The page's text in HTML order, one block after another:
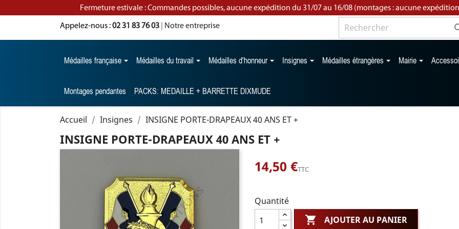
Fermeture estivale : Commandes possibles, aucune expédition du 31/07 au 16/08 (montages : aucune
Appelez-nous :02 31 83 76 03 | Notre entreprise
Médailles française Médailles du travail Médailles d'honneur Insignes Médailles étrangères Mairie
Montages pendantes PACKS: MEDAILLE + BARRETTE DIXMUDE
Accueil Insignes INSIGNE PORTE-DRAPEAUX 40 ANS ET +
INSIGNE PORTE-DRAPEAUX 40 ANS ET +
14,50 €TTC
Quantité
 AJOUTER AU PANIER